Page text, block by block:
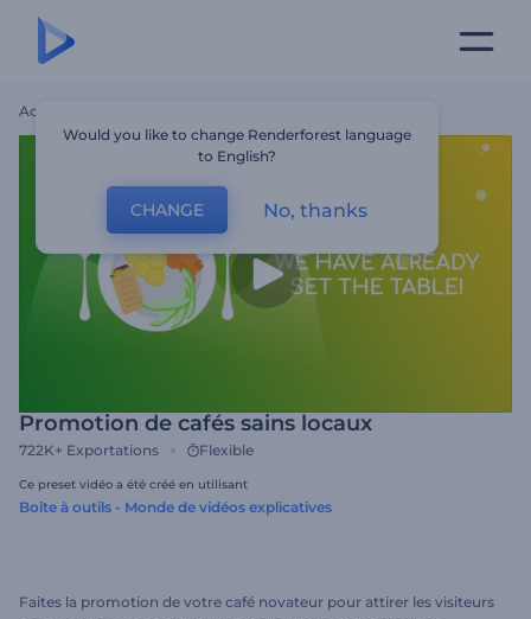
Accueil
Promotion de cafés sains locaux
722K+ Exportations Flexible
Ce preset vidéo a été créé en utilisant
Boîte à outils - Monde de vidéos explicatives
Faites la promotion de votre café novateur pour attirer les visiteurs
Would you like to change Renderforest language
to English?
CHANGE No, thanks